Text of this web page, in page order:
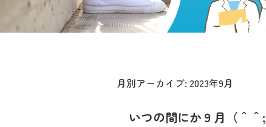
月別アーカイブ: 2023年9月
いつの間にか９月（＾＾;